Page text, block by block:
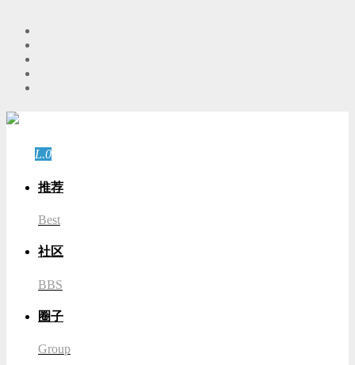
L.0
推荐
Best
社区
BBS
圈子
Group